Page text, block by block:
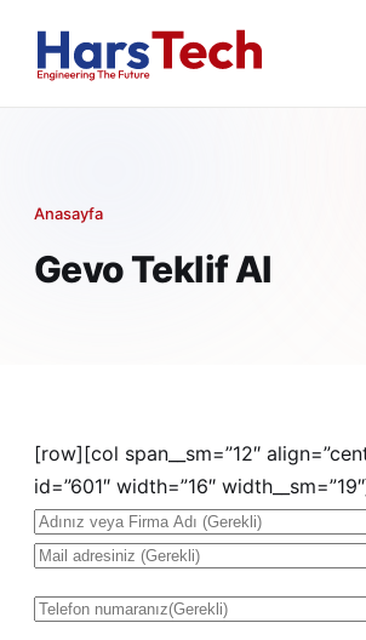
Anasayfa
Gevo Teklif Al
[row][col span__sm=”12″
id=”601″ width=”16″